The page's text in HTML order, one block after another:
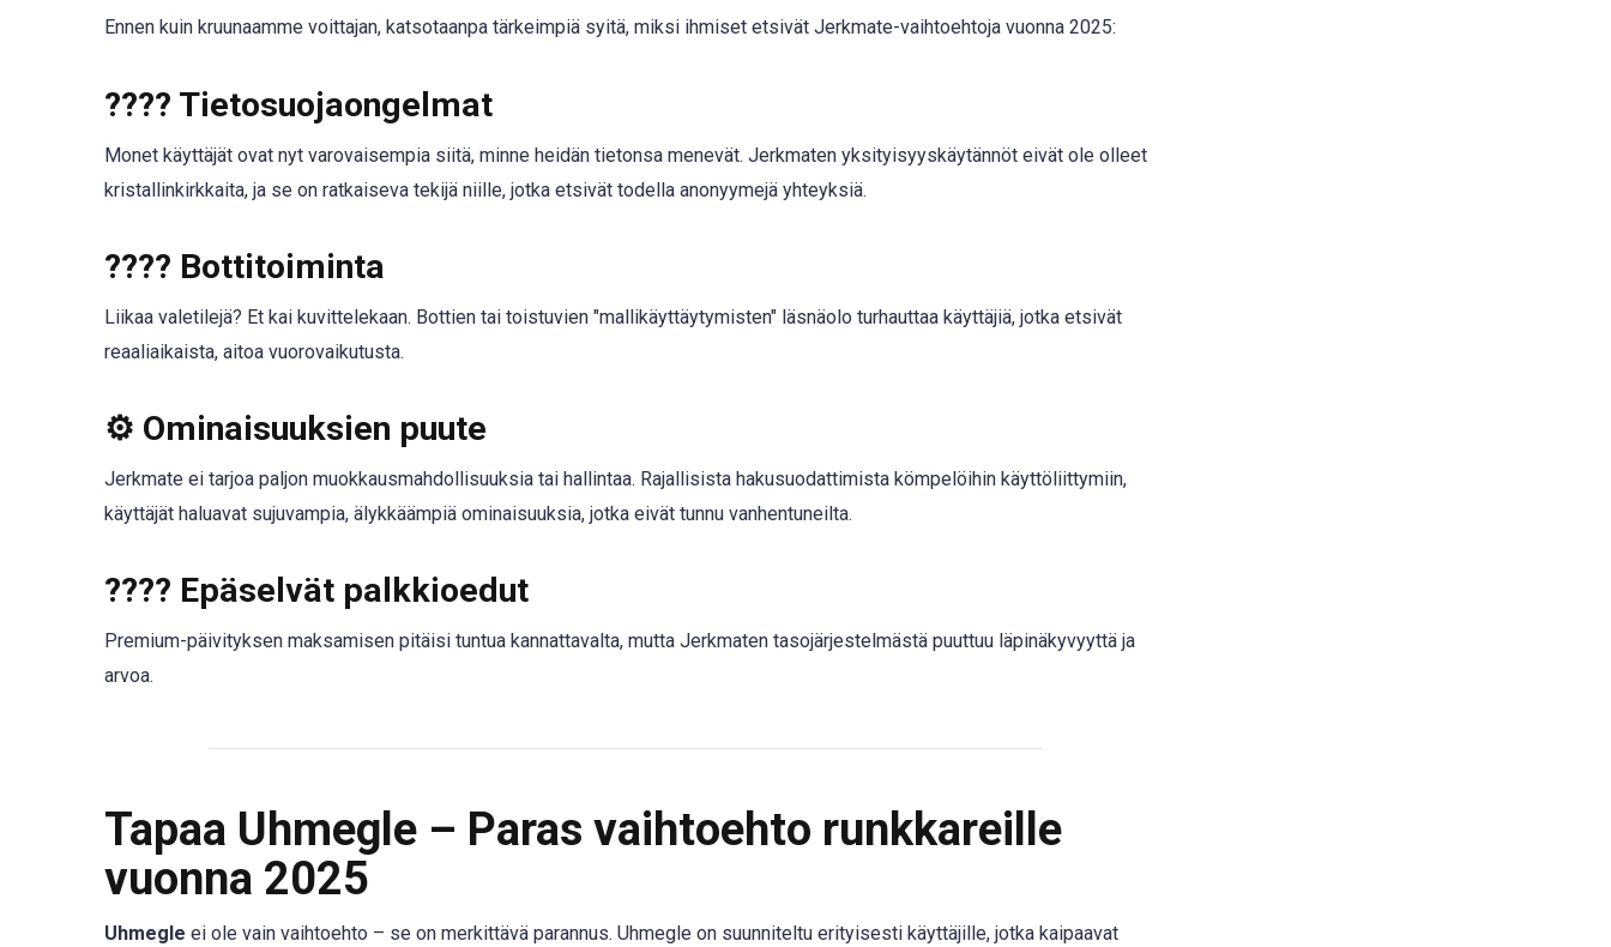
Ennen kuin kruunaamme voittajan, katsotaanpa tärkeimpiä syitä, miksi ihmiset etsivät Jerkmate-vaihtoehtoja vuonna 2025:
???? Tietosuojaongelmat
Monet käyttäjät ovat nyt varovaisempia siitä, minne heidän tietonsa menevät. Jerkmaten yksityisyyskäytännöt eivät ole olleet
kristallinkirkkaita, ja se on ratkaiseva tekijä niille, jotka etsivät todella anonyymejä yhteyksiä.
???? Bottitoiminta
Liikaa valetilejä? Et kai kuvittelekaan. Bottien tai toistuvien "mallikäyttäytymisten" läsnäolo turhauttaa käyttäjiä, jotka etsivät
reaaliaikaista, aitoa vuorovaikutusta.
⚙️ Ominaisuuksien puute
Jerkmate ei tarjoa paljon muokkausmahdollisuuksia tai hallintaa. Rajallisista hakusuodattimista kömpelöihin käyttöliittymiin,
käyttäjät haluavat sujuvampia, älykkäämpiä ominaisuuksia, jotka eivät tunnu vanhentuneilta.
???? Epäselvät palkkioedut
Premium-päivityksen maksamisen pitäisi tuntua kannattavalta, mutta Jerkmaten tasojärjestelmästä puuttuu läpinäkyvyyttä ja
arvoa.
Tapaa Uhmegle – Paras vaihtoehto runkkareille
vuonna 2025
Uhmegle ei ole vain vaihtoehto – se on merkittävä parannus. Uhmegle on suunniteltu erityisesti käyttäjille, jotka kaipaavat